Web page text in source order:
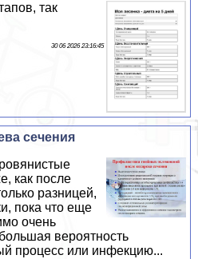
так
30 06 2026 23:16:45
сечения
как после
разницей,
пока что еще
очень
вероятность
процесс или инфекцию...